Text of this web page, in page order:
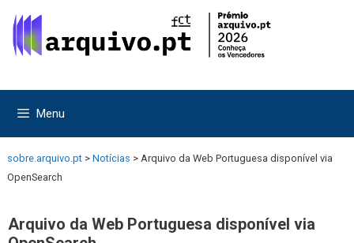
para
para
Menu
sobre.arquivo.pt > Notícias > Arquivo da Web Portuguesa disponível via
OpenSearch
Arquivo da Web Portuguesa disponível via